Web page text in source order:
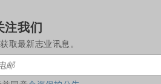
注我们
取最新志业讯息。